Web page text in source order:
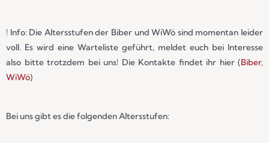
! Info: Die Altersstufen der Biber und WiWö sind momentan leider
voll. Es wird eine Warteliste geführt, meldet euch bei Interesse
also bitte trotzdem bei uns! Die Kontakte findet ihr hier (Biber,
WiWö)
Bei uns gibt es die folgenden Altersstufen: